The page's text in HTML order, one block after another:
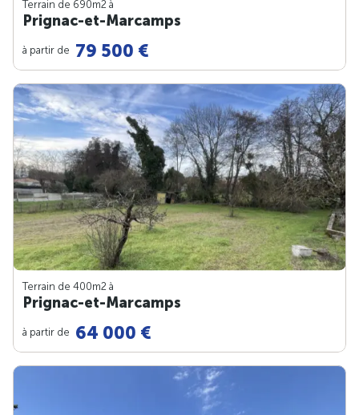
Terrain de 690m2 à
Prignac-et-Marcamps
à partir de 79 500 €
Terrain de 400m2 à
Prignac-et-Marcamps
à partir de 64 000 €